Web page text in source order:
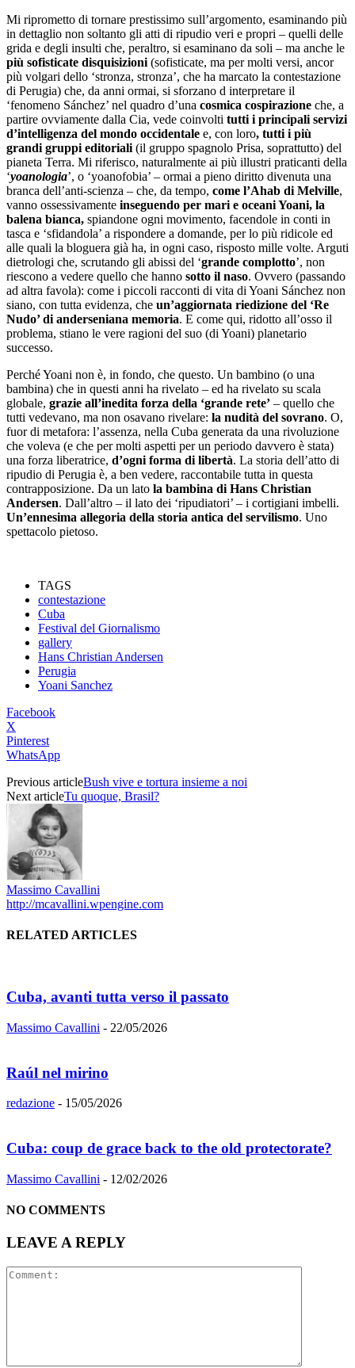
Mi riprometto di tornare prestissimo sull’argomento, esaminando più
in dettaglio non soltanto gli atti di ripudio veri e propri – quelli delle
grida e degli insulti che, peraltro, si esaminano da soli – ma anche le
più sofisticate disquisizioni (sofisticate, ma per molti versi, ancor
più volgari dello ‘stronza, stronza’, che ha marcato la contestazione
di Perugia) che, da anni ormai, si sforzano d interpretare il
‘fenomeno Sánchez’ nel quadro d’una cosmica cospirazione che, a
partire ovviamente dalla Cia, vede coinvolti tutti i principali servizi
d’intelligenza del mondo occidentale e, con loro, tutti i più
grandi gruppi editoriali (il gruppo spagnolo Prisa, soprattutto) del
pianeta Terra. Mi riferisco, naturalmente ai più illustri praticanti della
‘yoanologia’, o ‘yoanofobia’ – ormai a pieno diritto divenuta una
branca dell’anti-scienza – che, da tempo, come l’Ahab di Melville,
vanno ossessivamente inseguendo per mari e oceani Yoani, la
balena bianca, spiandone ogni movimento, facendole in conti in
tasca e ‘sfidandola’ a rispondere a domande, per lo più ridicole ed
alle quali la bloguera già ha, in ogni caso, risposto mille volte. Arguti
dietrologi che, scrutando gli abissi del ‘grande complotto’, non
riescono a vedere quello che hanno sotto il naso. Ovvero (passando
ad altra favola): come i piccoli racconti di vita di Yoani Sánchez non
siano, con tutta evidenza, che un’aggiornata riedizione del ‘Re
Nudo’ di anderseniana memoria. E come qui, ridotto all’osso il
problema, stiano le vere ragioni del suo (di Yoani) planetario
successo.
Perché Yoani non è, in fondo, che questo. Un bambino (o una
bambina) che in questi anni ha rivelato – ed ha rivelato su scala
globale, grazie all’inedita forza della ‘grande rete’ – quello che
tutti vedevano, ma non osavano rivelare: la nudità del sovrano. O,
fuor di metafora: l’assenza, nella Cuba generata da una rivoluzione
che voleva (e che per molti aspetti per un periodo davvero è stata)
una forza liberatrice, d’ogni forma di libertà. La storia dell’atto di
ripudio di Perugia è, a ben vedere, raccontabile tutta in questa
contrapposizione. Da un lato la bambina di Hans Christian
Andersen. Dall’altro – il lato dei ‘ripudiatori’ – i cortigiani imbelli.
Un’ennesima allegoria della storia antica del servilismo. Uno
spettacolo pietoso.
TAGS
contestazione
Cuba
Festival del Giornalismo
gallery
Hans Christian Andersen
Perugia
Yoani Sanchez
Facebook
X
Pinterest
WhatsApp
Previous articleBush vive e tortura insieme a noi
Next articleTu quoque, Brasil?
Massimo Cavallini
http://mcavallini.wpengine.com
RELATED ARTICLES
Cuba, avanti tutta verso il passato
Massimo Cavallini - 22/05/2026
Raúl nel mirino
redazione - 15/05/2026
Cuba: coup de grace back to the old protectorate?
Massimo Cavallini - 12/02/2026
NO COMMENTS
LEAVE A REPLY